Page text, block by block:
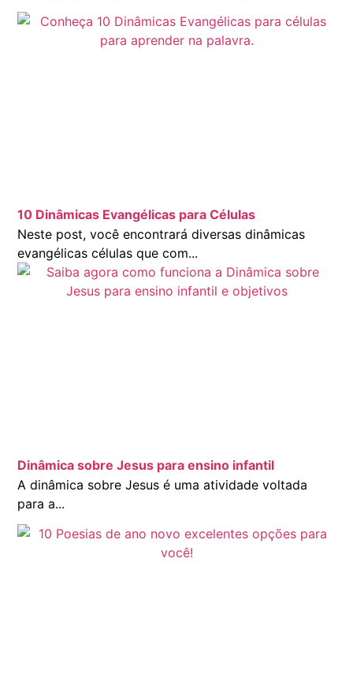
10 Dinâmicas Evangélicas para Células
Neste post, você encontrará diversas dinâmicas
evangélicas células que com...
Dinâmica sobre Jesus para ensino infantil
A dinâmica sobre Jesus é uma atividade voltada
para a...